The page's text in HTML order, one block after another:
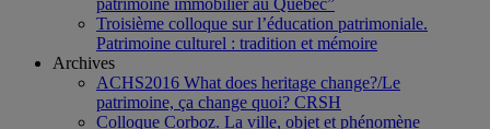
Troisième colloque sur l’éducation patrimoniale.
Patrimoine culturel : tradition et mémoire
Archives
ACHS2016 What does heritage change?/Le
patrimoine, ça change quoi? CRSH
Colloque Corboz. La ville, objet et phénomène